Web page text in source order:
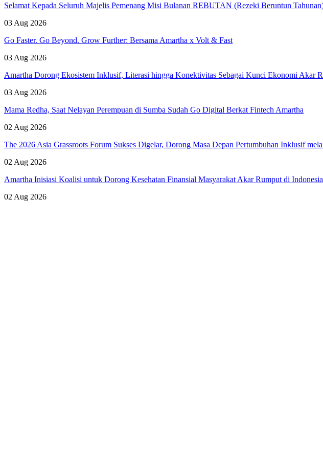
Selamat Kepada Seluruh Majelis Pemenang Misi Bulanan REBUTAN (Rezeki Beruntun
03 Aug 2026
Go Faster. Go Beyond. Grow Further: Bersama Amartha x Volt & Fast
03 Aug 2026
Amartha Dorong Ekosistem Inklusif, Literasi hingga Konektivitas Sebagai Kunci Ekonomi Akar
03 Aug 2026
Mama Redha, Saat Nelayan Perempuan di Sumba Sudah Go Digital Berkat Fintech Amartha
02 Aug 2026
The 2026 Asia Grassroots Forum Sukses Digelar, Dorong Masa Depan Pertumbuhan Inklusif
02 Aug 2026
Amartha Inisiasi Koalisi untuk Dorong Kesehatan Finansial Masyarakat Akar Rumput di Indonesia
02 Aug 2026